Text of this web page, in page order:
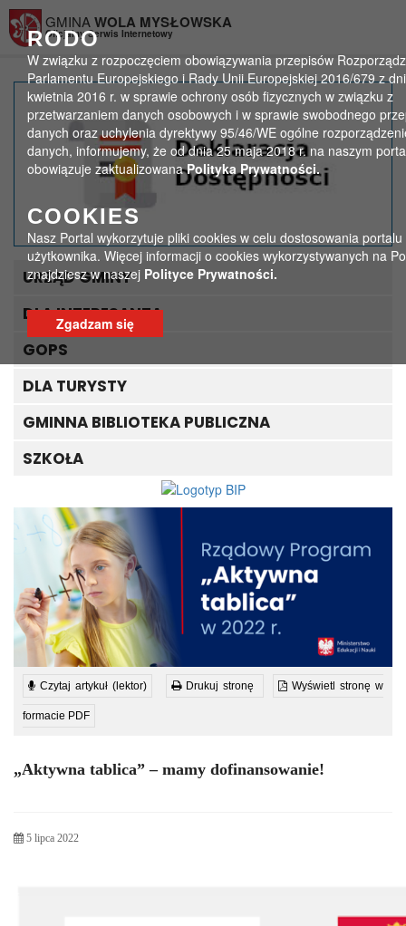
RODO
W związku z rozpoczęciem obowiązywania przepisów
Parlamentu Europejskiego i Rady Unii Europejskiej 2016/679 z
kwietnia 2016 r. w sprawie ochrony osób fizycznych w związku z
przetwarzaniem danych osobowych i w sprawie swobodnego
danych oraz uchylenia dyrektywy 95/46/WE ogólne
danych, informujemy, że od dnia 25 maja 2018 r. na naszym
obowiązuje zaktualizowanaPolityka Prywatności.
COOKIES
Nasz Portal wykorzytuje pliki cookies w celu dostosowania
użytkownika. Więcej informacji o cookies wykorzystywanych na
znajdziesz w naszej Polityce Prywatności.
Zgadzam się
GMINA WOLA MYSŁOWSKA
Oficjalny Serwis Internetowy
„Aktywna tablica” –
mamy dofinansowanie!
Aktualności >
„Aktywna tablica” – mamy dofinansowanie!
URZĄD GMINY
DLA INTERESANTA
GOPS
DLA TURYSTY
GMINNA BIBLIOTEKA PUBLICZNA
SZKOŁA
Czytaj artykuł (lektor) Drukuj stronę Wyświetl stronę w
formacie PDF
„Aktywna tablica” – mamy dofinansowanie!
5 lipca 2022